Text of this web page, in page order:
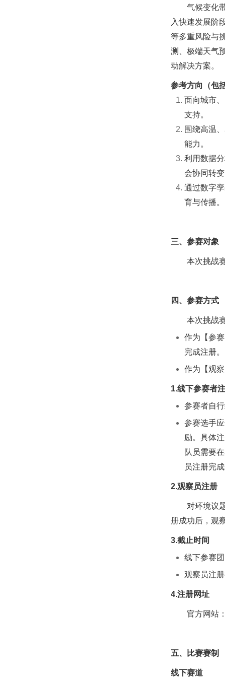
气候变化
入快速发展阶
等多重风险与
测、极端天气
动解决方案。
参考方向（包
面向城市
支持。
围绕高温
能力。
利用数据
会协同转
通过数字
育与传播。
三、参赛对象
本次挑战
四、参赛方式
本次挑战
作为【参
完成注册。
作为【观
1.线下参赛者
参赛者自
参赛选手
励。具体
队员需要
员注册完
2.观察员注册
对环境议
册成功后，观
3.截止时间
线下参赛
观察员注
4.注册网址
官方网站
五、比赛赛制
线下赛道